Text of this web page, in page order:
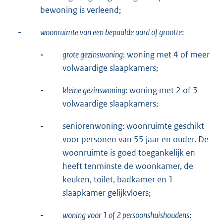
bewoning is verleend;
- woonruimte van een bepaalde aard of grootte:
- grote gezinswoning: woning met 4 of meer
volwaardige slaapkamers;
- kleine gezinswoning: woning met 2 of 3
volwaardige slaapkamers;
-
seniorenwoning: woonruimte geschikt
voor personen van 55 jaar en ouder. De
woonruimte is goed toegankelijk en
heeft tenminste de woonkamer, de
keuken, toilet, badkamer en 1
slaapkamer gelijkvloers;
- woning voor 1 of 2 persoonshuishoudens: